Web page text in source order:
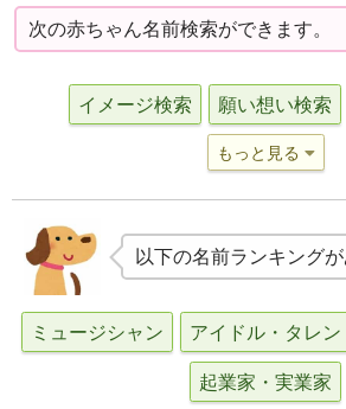
次の赤ちゃん名前検索ができます。
イメージ検索 願い想い検索
もっと見る
以下の名前ランキングが
ミュージシャン アイドル・タレン
起業家・実業家